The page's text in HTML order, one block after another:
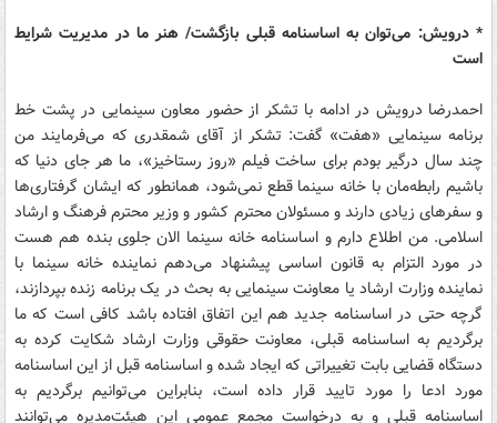
* درویش: می‌توان به اساسنامه قبلی بازگشت/ هنر ما در مدیریت شرایط
است
احمدرضا درویش در ادامه با تشکر از حضور معاون سینمایی در پشت خط
برنامه سینمایی «هفت» گفت: تشکر از آقای شمقدری که می‌فرمایند من
چند سال درگیر بودم برای ساخت فیلم «روز رستاخیز»، ما هر جای دنیا که
باشیم رابطه‌مان با خانه سینما قطع نمی‌شود، همانطور که ایشان گرفتاری‌ها
و سفرهای زیادی دارند و مسئولان محترم کشور و وزیر محترم فرهنگ و ارشاد
اسلامی. من اطلاع دارم و اساسنامه خانه سینما الان جلوی بنده هم هست
در مورد التزام به قانون اساسی پیشنهاد می‌دهم نماینده خانه سینما با
نماینده وزارت ارشاد یا معاونت سینمایی به بحث در یک برنامه زنده بپردازند،
گرچه حتی در اساسنامه جدید هم این اتفاق افتاده باشد کافی است که ما
برگردیم به اساسنامه قبلی، معاونت حقوقی وزارت ارشاد شکایت کرده به
دستگاه قضایی بابت تغییراتی که ایجاد شده و اساسنامه قبل از این اساسنامه
مورد ادعا را مورد تایید قرار داده است، بنابراین می‌توانیم برگردیم به
اساسنامه قبلی و به درخواست مجمع عمومی این هیئت‌مدیره می‌توانند